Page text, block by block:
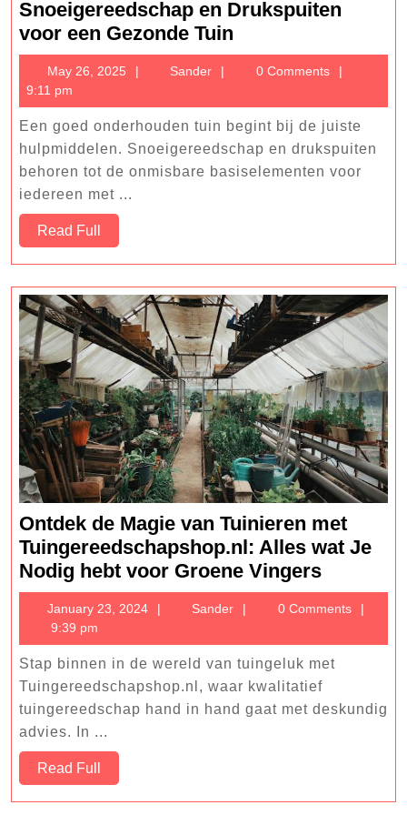
Snoeigereedschap en Drukspuiten
voor een Gezonde Tuin
Tuinhulpjes:
Snoeigereedschap
en
Drukspuiten
voor
een
May 26, 2025
2025
Sander Sander0 Comments
9:11 pm
Een goed onderhouden tuin begint bij de juiste
hulpmiddelen. Snoeigereedschap en drukspuiten
behoren tot de onmisbare basiselementen voor
iedereen met ...
Read Full
Full
Ontdek de Magie van Tuinieren met
Tuingereedschapshop.nl: Alles wat Je
Nodig hebt voor Groene VingersOntdek
de
Magie
van
Tuinieren
met
Nodig
January 23, 2024
January
2024
Sander Sander0 Comments
9:39 pm
Stap binnen in de wereld van tuingeluk met
Tuingereedschapshop.nl, waar kwalitatief
tuingereedschap hand in hand gaat met deskundig
advies. In ...
Read Full
Full